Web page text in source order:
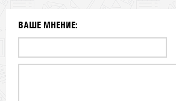
ВАШЕ МНЕНИЕ: